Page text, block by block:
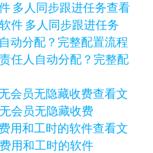
查看
件 多人同步跟进任务
任人自动分配？完整配
查看文
会员无隐藏收费
查看文
用和工时的软件